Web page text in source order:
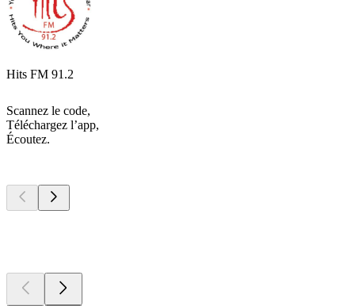
Hits FM 91.2
Scannez le code,
Téléchargez l’app,
Écoutez.